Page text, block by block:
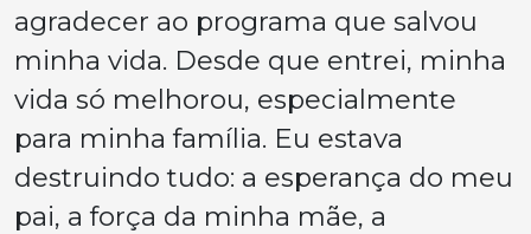
agradecer ao programa que salvou
minha vida. Desde que entrei, minha
vida só melhorou, especialmente
para minha família. Eu estava
destruindo tudo: a esperança do meu
pai, a força da minha mãe, a